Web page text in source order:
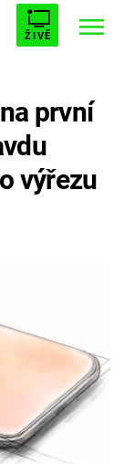
ŽIVĚ
první
výřezu